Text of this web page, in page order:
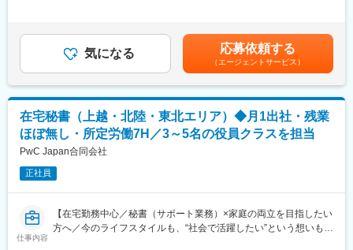
・当社は、土地調査や土地評価に50年取り組んできた信頼と実績
から、社員1人1人の交渉力の高さも評価され、業界トップクラス
のノウハウを有しております。競合に比べて有資格者も多く、圧
倒的な業界優位性がございます。
・当社は独自の研修体制が整っているだけでなく、測量士・建築
士・土地家屋調査士等の資格取得支援制度等サポート体制も充実
しております。
・資格取得に伴い昇給する制度もあり、スキルの向上がそのまま
キャリアステップにつながります。
・1週間以内の近畿・四国への出張も案件によっては発生します。
物件等調査報告書、測量成果簿等の書類を調査・算定・作成を行
い書類点検を行う業務です。
専門的な業務のため、数年間をかけて業務習得をサポートしてい
きますので未経験の方でもOJTやセミナー・研修等で業務をキャ
ッチアップ頂けます。
■配属部署：
・当社東北支店の他、国土交通省の各プロジェクト先（宮城、岩
手、福島県内等）へ転勤配置になります。
風のため個人の裁量権は大きいです。
・大半の社員が中途入社ですので、馴染みやすい環境です。
考を通じて上下する可能性があります。月給(月額)は固定手当を含
めた表記です。
気になる 応募依頼する
（エージェントサービス）
在宅秘書（上越・北陸・東北エリア）◆月1出社・残業
ほぼ無し・所定労働7H／3～5名の役員クラスを担当
PwC Japan合同会社
正社員
仕事内容
【在宅勤務中心／秘書（サポート業務）×家庭の両立を目指したい
方へ／今のライフスタイルも、“社会で活躍したい”という想いも、